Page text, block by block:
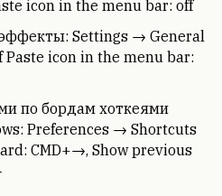
icon in the menu bar: off
Settings → General
icon in the menu bar:
по бордам хоткеями
Preferences → Shortcuts
CMD+→, Show previous